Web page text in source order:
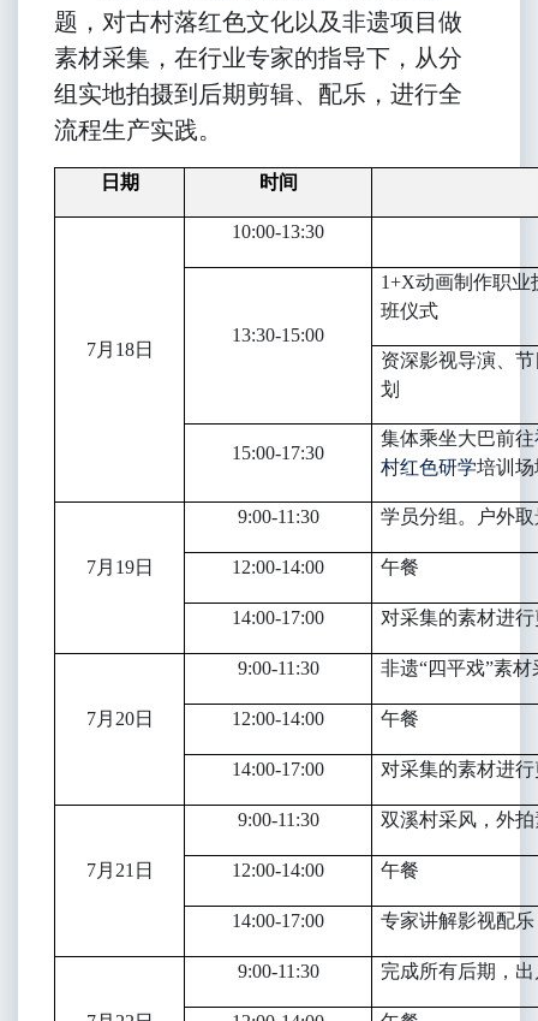
题，对古村落红色文化以及非遗项目做
素材采集，在行业专家的指导下，从分
组实地拍摄到后期剪辑、配乐，进行全
流程生产实践。
日期 时间
7月18日
10:00-13:30
13:30-15:00
1+X动画制作职业
班仪式
资深影视导演、
划
15:00-17:30
集体乘坐大巴前往
村红色研学培训场
7月19日
9:00-11:30 学员分组。户外
12:00-14:00 午餐
14:00-17:00 对采集的素材进
7月20日
9:00-11:30 非遗“四平戏”素材
12:00-14:00 午餐
14:00-17:00 对采集的素材进
7月21日
9:00-11:30 双溪村采风，外
12:00-14:00 午餐
14:00-17:00 专家讲解影视配乐
9:00-11:30 完成所有后期，出